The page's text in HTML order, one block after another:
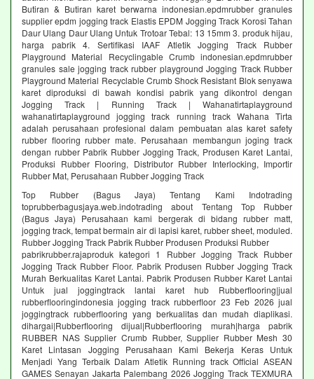
Butiran & Butiran karet berwarna indonesian.epdmrubber granules
supplier epdm jogging track Elastis EPDM Jogging Track Korosi Tahan
Daur Ulang Daur Ulang Untuk Trotoar Tebal: 13 15mm 3. produk hijau,
harga pabrik 4. Sertifikasi IAAF Atletik Jogging Track Rubber
Playground Material Recyclingable Crumb indonesian.epdmrubber
granules sale jogging track rubber playground Jogging Track Rubber
Playground Material Recyclable Crumb Shock Resistant Blok senyawa
karet diproduksi di bawah kondisi pabrik yang dikontrol dengan
Jogging Track | Running Track | Wahanatirtaplayground
wahanatirtaplayground jogging track running track Wahana Tirta
adalah perusahaan profesional dalam pembuatan alas karet safety
rubber flooring rubber mate. Perusahaan membangun joging track
dengan rubber Pabrik Rubber Jogging Track, Produsen Karet Lantai,
Produksi Rubber Flooring, Distributor Rubber Interlocking, Importir
Rubber Mat, Perusahaan Rubber Jogging Track
Top Rubber (Bagus Jaya) Tentang Kami Indotrading
toprubberbagusjaya.web.indotrading about Tentang Top Rubber
(Bagus Jaya) Perusahaan kami bergerak di bidang rubber matt,
jogging track, tempat bermain air di lapisi karet, rubber sheet, moduled.
Rubber Jogging Track Pabrik Rubber Produsen Produksi Rubber
pabrikrubber.rajaproduk kategori 1 Rubber Jogging Track Rubber
Jogging Track Rubber Floor. Pabrik Produsen Rubber Jogging Track
Murah Berkualitas Karet Lantai. Pabrik Produsen Rubber Karet Lantai
Untuk jual joggingtrack lantai karet hub Rubberflooring|jual
rubberflooringindonesia jogging track rubberfloor 23 Feb 2026 jual
joggingtrack rubberflooring yang berkualitas dan mudah diaplikasi.
dihargai|Rubberflooring dijual|Rubberflooring murah|harga pabrik
RUBBER NAS Supplier Crumb Rubber, Supplier Rubber Mesh 30
Karet Lintasan Jogging Perusahaan Kami Bekerja Keras Untuk
Menjadi Yang Terbaik Dalam Atletik Running track Official ASEAN
GAMES Senayan Jakarta Palembang 2026 Jogging Track TEXMURA